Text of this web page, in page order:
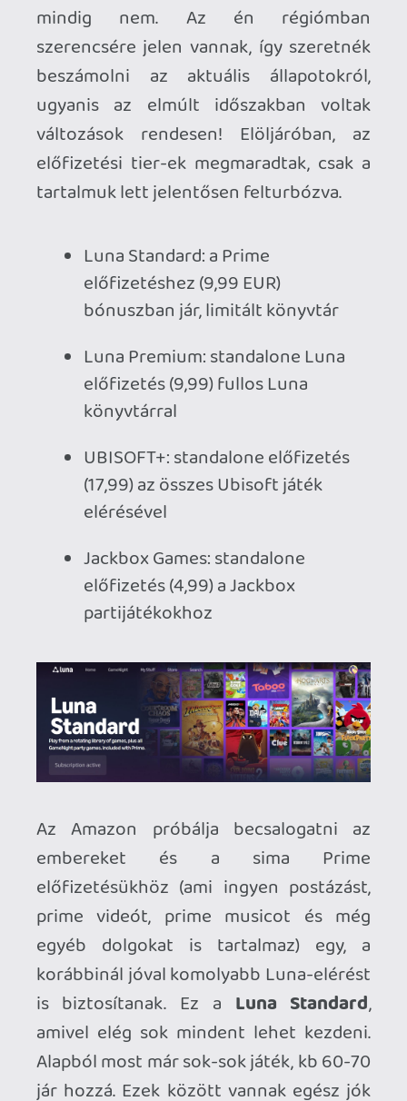
UBISOFT+: standalone előfizetés
(17,99) az összes Ubisoft játék
elérésével
Jackbox Games: standalone
partijátékokhoz
Az Amazon próbálja becsalogatni az
előfizetésükhöz (ami ingyen postázást,
prime videót, prime musicot és még
egyéb dolgokat is tartalmaz) egy, a
korábbinál jóval komolyabb Luna-elérést
amivel elég sok mindent lehet kezdeni.
Alapból most már sok-sok játék, kb 60-70
jár hozzá. Ezek között vannak egész jók
Jones-játék vagy a Kingdom Come II is
bekerült. Másrészt jópár új casual játékot
is kínálnak, ezek "GameNight" fedőnéven
futnak, egyszerűbb, akár telefonnal is
Luna-exkluzív is, a Courtroom Chaos
starring Snoop Dogg, ami egy mókásnak
szánt, AI-alapú bíróságos cucc. Játszani
mondjuk nem tudtam vele, mert nulla
embert találtam a lobbiban. :) Túl sokat
nem hallani róla, szóval nem hiszem hogy
egy jó kis dolog benne, hogy bizonyos
GOG-on vásárolt játékokat is lehet
játszani a segítségével a felhőből. Ezt a
megoldást használtam is mostanában
sokat, pár támogatott játékot direkt
GOG-on vettem meg, hogy utána Lunán
játsszam. Kedvencem, az Indika vagy az új
Robocop nagyon jól fut, de a Plague Tale
1-et is itt vittem végig.